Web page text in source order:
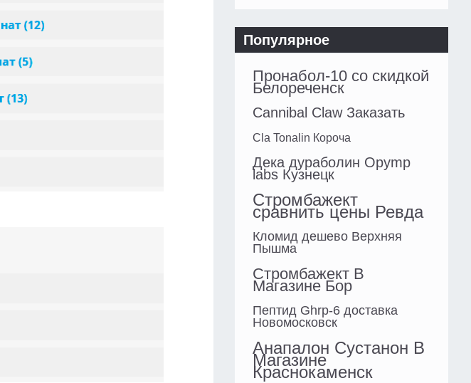
Популярное
Пронабол-10 со скидкой
Белореченск
Cannibal Claw Заказать
Cla Tonalin Короча
Дека дураболин Opymp
labs Кузнецк
Стромбажект
сравнить цены Ревда
Кломид дешево Верхняя
Пышма
Стромбажект В
Магазине Бор
Пептид Ghrp-6 доставка
Новомосковск
Анапалон Сустанон В
Магазине
Краснокаменск